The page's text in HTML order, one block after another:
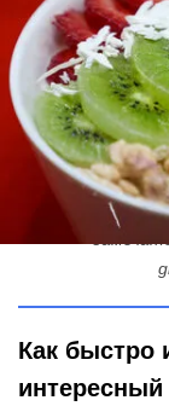
Творожная
Как быстро
интересный